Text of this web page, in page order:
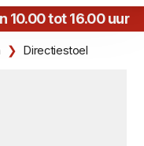
10.00 tot 16.00 uur
Directiestoel